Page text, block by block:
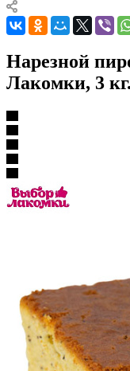
Нарезной
Лакомки, 3 кг.